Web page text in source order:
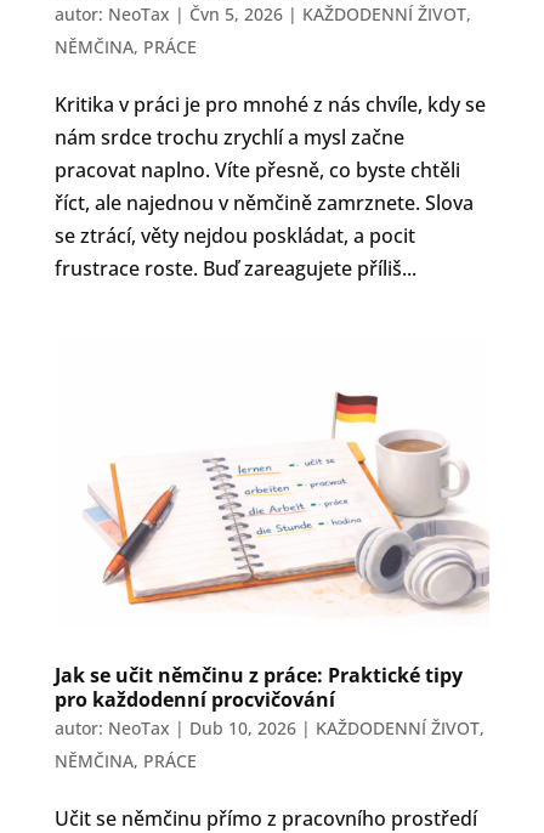
autor: NeoTax | Čvn 5, 2026| KAŽDODENNÍ ŽIVOT,
NĚMČINA, PRÁCE
Kritika v práci je pro mnohé z nás chvíle, kdy se
nám srdce trochu zrychlí a mysl začne
pracovat naplno. Víte přesně, co byste chtěli
říct, ale najednou v němčině zamrznete. Slova
se ztrácí, věty nejdou poskládat, a pocit
frustrace roste. Buď zareagujete příliš...
Jak se učit němčinu z práce: Praktické tipy
pro každodenní procvičování
autor: NeoTax | Dub 10, 2026| KAŽDODENNÍ ŽIVOT,
NĚMČINA, PRÁCE
Učit se němčinu přímo z pracovního prostředí